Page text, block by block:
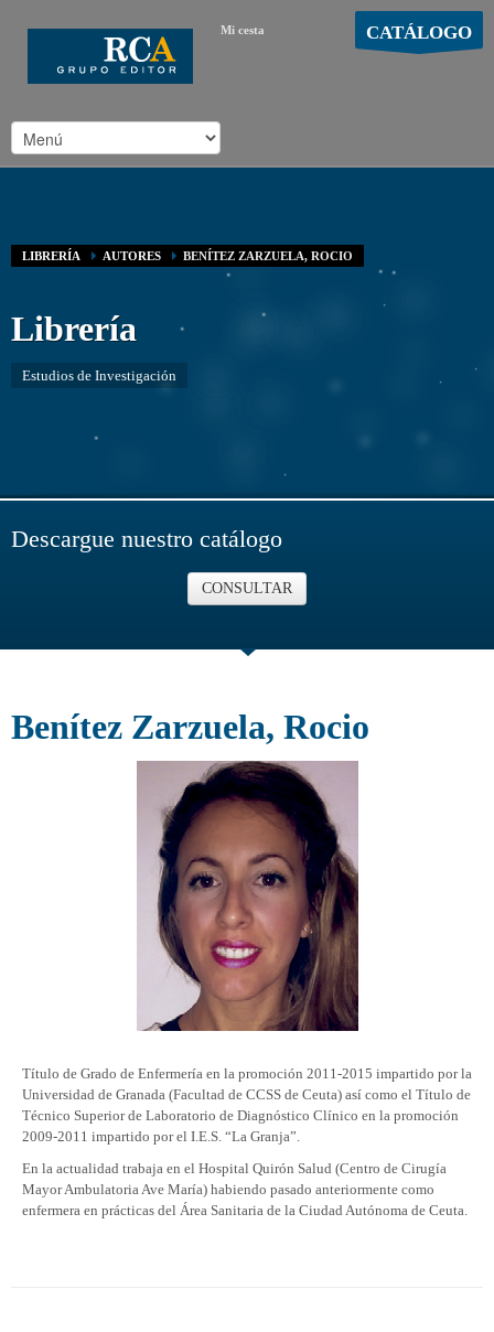
Mi cesta CATÁLOGO
LIBRERÍA AUTORES BENÍTEZ ZARZUELA, ROCIO
Librería
Estudios de Investigación
Descargue nuestro catálogo
CONSULTAR
Benítez Zarzuela, Rocio
Título de Grado de Enfermería en la promoción 2011-2015 impartido por la
Universidad de Granada (Facultad de CCSS de Ceuta) así como el Título de
Técnico Superior de Laboratorio de Diagnóstico Clínico en la promoción
2009-2011 impartido por el I.E.S. “La Granja”.
En la actualidad trabaja en el Hospital Quirón Salud (Centro de Cirugía
Mayor Ambulatoria Ave María) habiendo pasado anteriormente como
enfermera en prácticas del Área Sanitaria de la Ciudad Autónoma de Ceuta.